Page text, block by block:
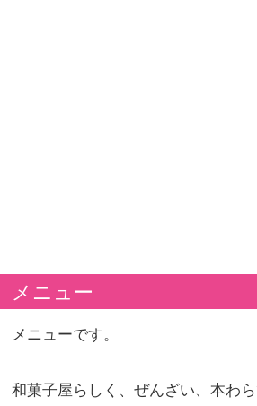
メニュー
メニューです。
和菓子屋らしく、ぜんざい、本わ